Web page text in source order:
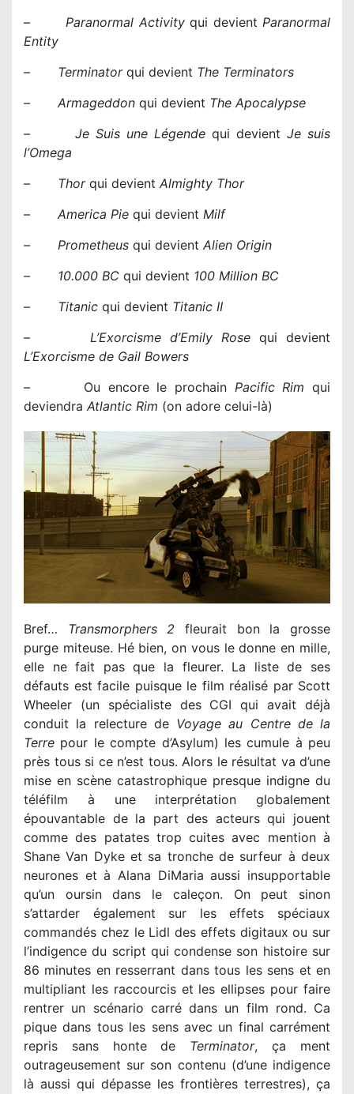
–Paranormal Activityqui devientParanormal
Entity
– Terminatorqui devient The Terminators
– Armageddon qui devient The Apocalypse
– Je Suis une Légendequi devient Je suis
l’Omega
– Thorqui devient Almighty Thor
– America Pie qui devient Milf
– Prometheus qui devient Alien Origin
– 10.000 BC qui devient 100 Million BC
– Titanic qui devient Titanic II
–L’Exorcisme d’Emily Rose qui devient
L’Exorcisme de Gail Bowers
– Ou encore le prochain Pacific Rim qui
deviendra Atlantic Rim (on adore celui-là)
Bref… Transmorphers 2 fleurait bon la grosse
purge miteuse. Hé bien, on vous le donne en mille,
elle ne fait pas que la fleurer. La liste de ses
défauts est facile puisque le film réalisé par Scott
Wheeler (un spécialiste des CGI qui avait déjà
conduit la relecture de Voyage au Centre de la
Terre pour le compte d’Asylum) les cumule à peu
près tous si ce n’est tous. Alors le résultat va d’une
mise en scène catastrophique presque indigne du
téléfilm à une interprétation globalement
épouvantable de la part des acteurs qui jouent
comme des patates trop cuites avec mention à
Shane Van Dyke et sa tronche de surfeur à deux
neurones et à Alana DiMaria aussi insupportable
qu’un oursin dans le caleçon. On peut sinon
s’attarder également sur les effets spéciaux
commandés chez le Lidl des effets digitaux ou sur
l’indigence du script qui condense son histoire sur
86 minutes en resserrant dans tous les sens et en
multipliant les raccourcis et les ellipses pour faire
rentrer un scénario carré dans un film rond. Ca
pique dans tous les sens avec un final carrément
repris sans honte de Terminator, ça ment
outrageusement sur son contenu (d’une indigence
là aussi qui dépasse les frontières terrestres), ça